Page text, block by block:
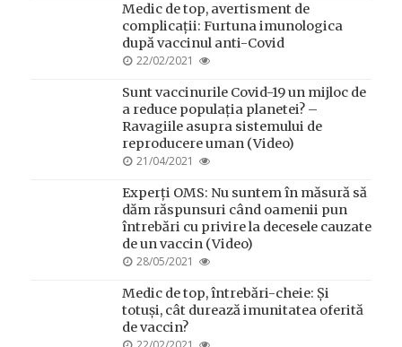
Medic de top, avertisment de
complicații: Furtuna imunologica
după vaccinul anti-Covid
POSTED
22/02/2021
Sunt vaccinurile Covid-19 un mijloc de
a reduce populația planetei? –
Ravagiile asupra sistemului de
reproducere uman (Video)
POSTED
21/04/2021
Experți OMS: Nu suntem în măsură să
dăm răspunsuri când oamenii pun
întrebări cu privire la decesele cauzate
de un vaccin (Video)
POSTED
28/05/2021
Medic de top, întrebări-cheie: Și
totuși, cât durează imunitatea oferită
de vaccin?